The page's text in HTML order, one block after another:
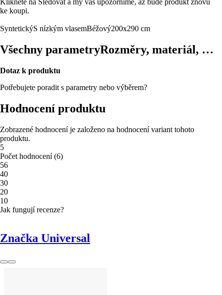
ke koupi.
SyntetickýS nízkým vlasemBéžový200x290 cm
Všechny parametryRozměry, materiál, …
Dotaz k produktu
Potřebujete poradit s parametry nebo výběrem?
Hodnocení produktu
Zobrazené hodnocení je založeno na hodnocení variant tohoto
produktu.
5
Počet hodnocení(6)
56
40
30
20
10
Jak fungují recenze?
Značka Universal